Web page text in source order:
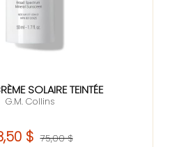
SOLAIRE TEINTÉE
G.M. Collins
$ 75,00 $